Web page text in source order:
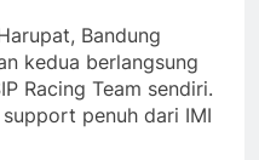
Bandung
kedua berlangsung
Racing Team sendiri.
penuh dari IMI